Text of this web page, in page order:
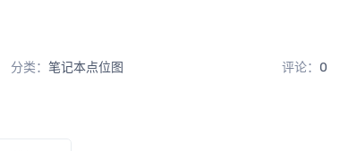
分类： 笔记本点位图 评论： 0